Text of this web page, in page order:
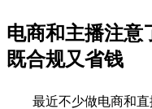
电商和主播注意
既合规又省钱
最近不少做电商和